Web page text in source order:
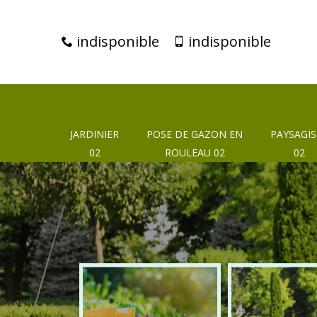
indisponible indisponible
JARDINIER
02
POSE DE GAZON EN
ROULEAU 02
02